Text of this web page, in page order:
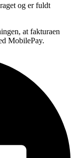
og er fuldt
at fakturaen
MobilePay.